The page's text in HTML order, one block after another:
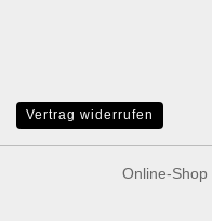
Vertrag widerrufen
Online-Shop